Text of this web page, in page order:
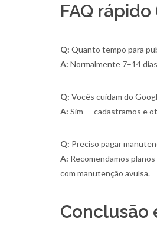
FAQ
Q: Quanto tempo para
A: Normalmente 7–14
Q: Vocês cuidam do
A: Sim — cadastramos e
Q: Preciso pagar
A: Recomendamos
com manutenção avulsa.
Conclusão